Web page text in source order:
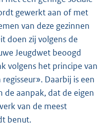
gewerkt aan of met
van deze gezinnen
doen zij volgens de
Jeugdwet beoogd
volgens het principe van
Daarbij is een
de aanpak, dat de eigen
van de meest
benut.